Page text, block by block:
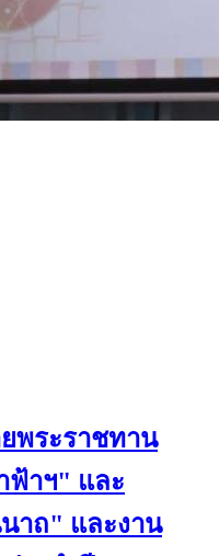
พระราชทาน
ฟ้าฯ" และ
าถ" และงาน